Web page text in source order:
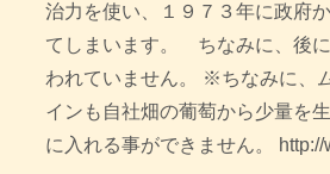
治力を使い、１９７３年に政府
てしまいます。 ちなみに、後
われていません。 ※ちなみに、
インも自社畑の葡萄から少量を
に入れる事ができません。